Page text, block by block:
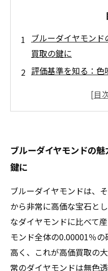
ブルーダイヤモン
買取の鍵に
評価基準を知る：
専門鑑定の秘密公
動と今後の見通し
びのコツ
ブルーダイヤモン
回答まとめ
安心取引のために知
モンド買取の注意点
ブルーダイヤモンドの
鍵に
ブルーダイヤモンドは、
から非常に高価な宝石と
なダイヤモンドに比べて
モンド全体の0.00001％
高く、これが高価買取の
常のダイヤモンドは無色